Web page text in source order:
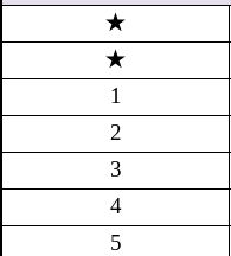
★
★
1
2
3
4
5